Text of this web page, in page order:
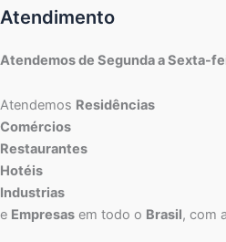
Atendimento
Atendemos de Segunda a Sexta-
Atendemos Residências
Comércios
Restaurantes
Hotéis
Industrias
e Empresas em todo o Brasil, com